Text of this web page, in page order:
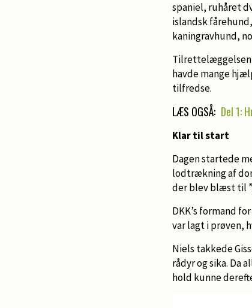
spaniel, ruhåret
islandsk
kaningravhund,
Tilrettelæggelsen
havde mange
tilfredse.
LÆS OGSÅ: Del 1:
Klar til start
Dagen startede
lodtrækning af
der blev blæst til
DKK’s formand
var lagt i prøven,
Niels takkede
rådyr og sika. Da
hold kunne